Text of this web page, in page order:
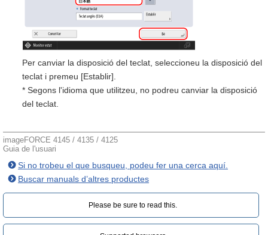
Per canviar la disposició del teclat, seleccioneu la disposició del
teclat i premeu [Establir].
* Segons l'idioma que utilitzeu, no podreu canviar la disposició
del teclat.
imageFORCE 4145 / 4135 / 4125
Guia de l'usuari
Si no trobeu el que busqueu, podeu fer una cerca aquí.
Buscar manuals d’altres productes
Please be sure to read this.‎